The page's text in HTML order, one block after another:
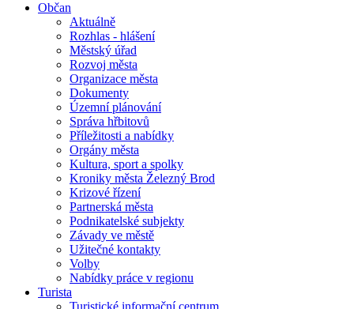
Občan
Aktuálně
Rozhlas - hlášení
Městský úřad
Rozvoj města
Organizace města
Dokumenty
Územní plánování
Správa hřbitovů
Příležitosti a nabídky
Orgány města
Kultura, sport a spolky
Kroniky města Železný Brod
Krizové řízení
Partnerská města
Podnikatelské subjekty
Závady ve městě
Užitečné kontakty
Volby
Nabídky práce v regionu
Turista
Turistické informační centrum